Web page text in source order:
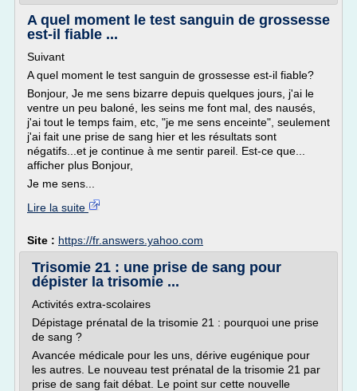
A quel moment le test sanguin de grossesse
est-il fiable ...
Suivant
A quel moment le test sanguin de grossesse est-il fiable?
Bonjour, Je me sens bizarre depuis quelques jours, j'ai le
ventre un peu baloné, les seins me font mal, des nausés,
j'ai tout le temps faim, etc, "je me sens enceinte", seulement
j'ai fait une prise de sang hier et les résultats sont
négatifs...et je continue à me sentir pareil. Est-ce que...
afficher plus Bonjour,
Je me sens...
Lire la suite
Site : https://fr.answers.yahoo.com
Trisomie 21 : une prise de sang pour
dépister la trisomie ...
Activités extra-scolaires
Dépistage prénatal de la trisomie 21 : pourquoi une prise
de sang ?
Avancée médicale pour les uns, dérive eugénique pour
les autres. Le nouveau test prénatal de la trisomie 21 par
prise de sang fait débat. Le point sur cette nouvelle